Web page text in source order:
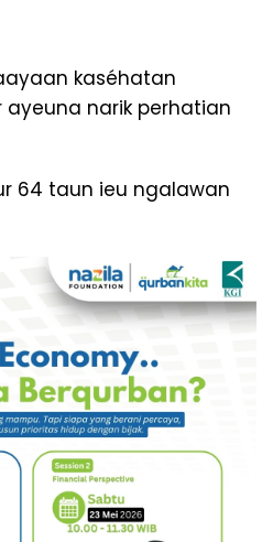
kaséhatan
ayeuna narik perhatian
64 taun ieu ngalawan